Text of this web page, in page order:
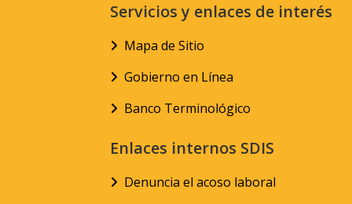
Servicios y enlaces de interés
Mapa de Sitio
Gobierno en Línea
Banco Terminológico
Enlaces internos SDIS
Denuncia el acoso laboral